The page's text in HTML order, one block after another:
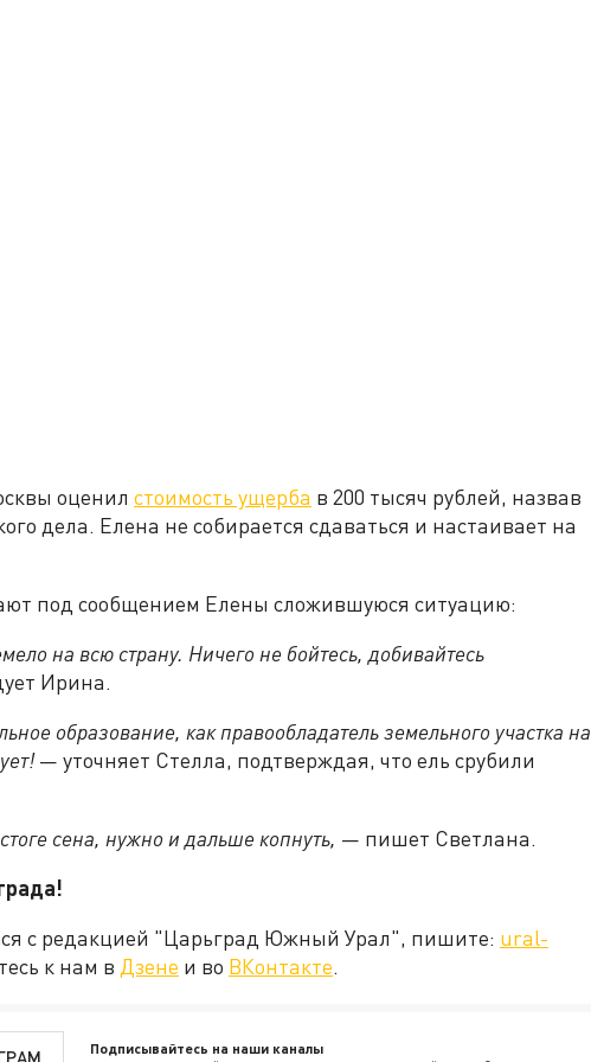
оценил стоимость ущерба в 200 тысяч рублей, назвав
дела. Елена не собирается сдаваться и настаивает на
под сообщением Елены сложившуюся ситуацию:
на всю страну. Ничего не бойтесь, добивайтесь
Ирина.
образование, как правообладатель земельного участка на
— уточняет Стелла, подтверждая, что ель срубили
сена, нужно и дальше копнуть, — пишет Светлана.
с редакцией "Царьград Южный Урал", пишите: ural-
к нам в Дзене и во ВКонтакте.
Подписывайтесь на наши каналы